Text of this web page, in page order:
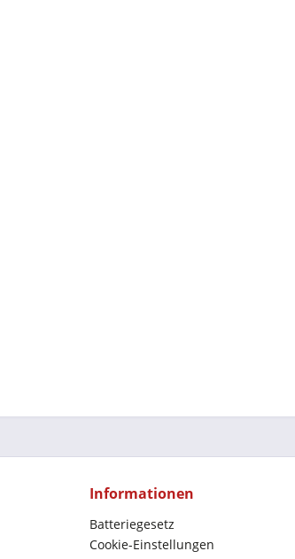
Informationen
Batteriegesetz
Cookie-Einstellungen